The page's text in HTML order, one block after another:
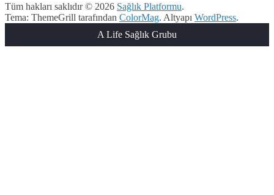
Tüm hakları saklıdır © 2026 Sağlık Platformu.
Tema: ThemeGrill tarafından ColorMag. Altyapı WordPress.
A Life Sağlık Grubu